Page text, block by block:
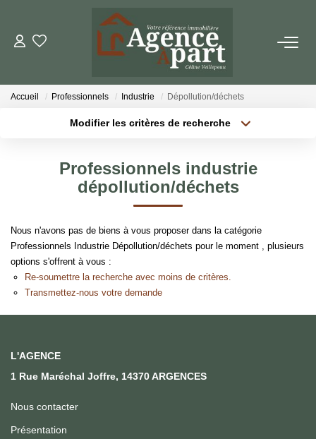
NOS BIENS
Locations
ESTIMER
PARRAINER UN PROCHE
NOTRE AGENCE
Accueil Professionnels Industrie Dépollution/déchets
Modifier les critères de recherche
Budget max
Professionnels industrie
dépollution/déchets
Nous n'avons pas de biens à vous proposer dans la catégorie
Professionnels Industrie Dépollution/déchets pour le moment , plusieurs
options s'offrent à vous :
Re-soumettre la recherche avec moins de critères.
Transmettez-nous votre demande
L'AGENCE
1 Rue Maréchal Joffre, 14370 ARGENCES
Nous contacter
Présentation